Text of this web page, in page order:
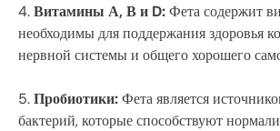
4.Витамины А, В и D:Фета содержит
необходимы для поддержания здоровья
нервной системы и общего хорошего
5.Пробиотики:Фета является
бактерий, которые способствуют